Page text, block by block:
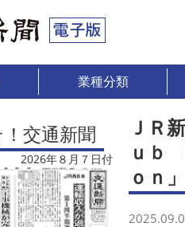
業種分類
交通新聞
2026年８月７日付
ＪＲ
ｕｂ
ｏｎ